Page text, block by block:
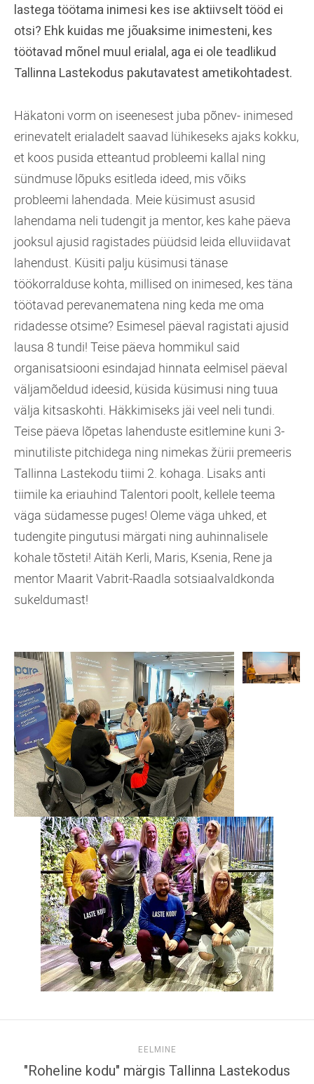
lastega töötama inimesi kes ise aktiivselt tööd ei
otsi? Ehk kuidas me jõuaksime inimesteni, kes
töötavad mõnel muul erialal, aga ei ole teadlikud
Tallinna Lastekodus pakutavatest ametikohtadest.
Häkatoni vorm on iseenesest juba põnev- inimesed
erinevatelt erialadelt saavad lühikeseks ajaks kokku,
et koos pusida etteantud probleemi kallal ning
sündmuse lõpuks esitleda ideed, mis võiks
probleemi lahendada. Meie küsimust asusid
lahendama neli tudengit ja mentor, kes kahe päeva
jooksul ajusid ragistades püüdsid leida elluviidavat
lahendust. Küsiti palju küsimusi tänase
töökorralduse kohta, millised on inimesed, kes täna
töötavad perevanematena ning keda me oma
ridadesse otsime? Esimesel päeval ragistati ajusid
lausa 8 tundi! Teise päeva hommikul said
organisatsiooni esindajad hinnata eelmisel päeval
väljamõeldud ideesid, küsida küsimusi ning tuua
välja kitsaskohti. Häkkimiseks jäi veel neli tundi.
Teise päeva lõpetas lahenduste esitlemine kuni 3-
minutiliste pitchidega ning nimekas žürii premeeris
Tallinna Lastekodu tiimi 2. kohaga. Lisaks anti
tiimile ka eriauhind Talentori poolt, kellele teema
väga südamesse puges! Oleme väga uhked, et
tudengite pingutusi märgati ning auhinnalisele
kohale tõsteti! Aitäh Kerli, Maris, Ksenia, Rene ja
mentor Maarit Vabrit-Raadla sotsiaalvaldkonda
sukeldumast!
EELMINE
"Roheline kodu" märgis Tallinna Lastekodus